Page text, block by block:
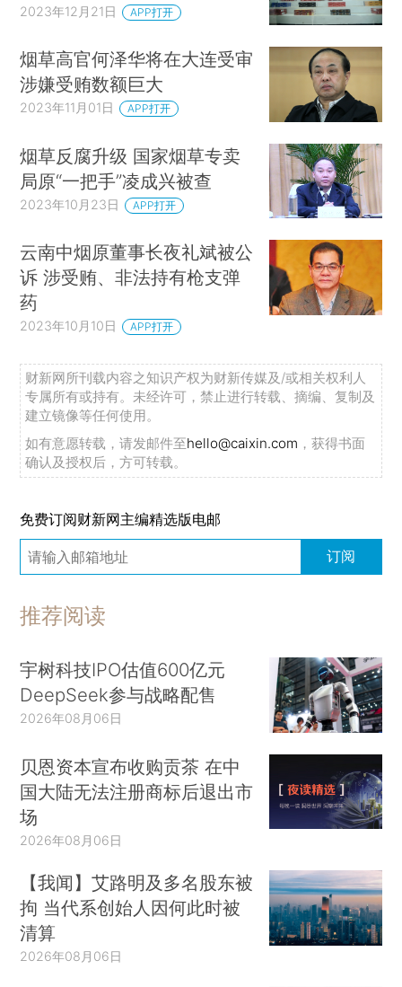
2023年12月21日 APP打开
烟草高官何泽华将在大连受审
涉嫌受贿数额巨大
2023年11月01日 APP打开
烟草反腐升级 国家烟草专卖
局原“一把手”凌成兴被查
2023年10月23日 APP打开
云南中烟原董事长夜礼斌被公
诉 涉受贿、非法持有枪支弹
药
2023年10月10日 APP打开
财新网所刊载内容之知识产权为财新传媒及/或相关权利人
专属所有或持有。未经许可，禁止进行转载、摘编、复制及
建立镜像等任何使用。
如有意愿转载，请发邮件至hello@caixin.com ，获得书面
确认及授权后，方可转载。
免费订阅财新网主编精选版电邮
订阅
推荐阅读
宇树科技IPO估值600亿元
DeepSeek参与战略配售
2026年08月06日
贝恩资本宣布收购贡茶 在中
国大陆无法注册商标后退出市
场
2026年08月06日
【我闻】艾路明及多名股东被
拘 当代系创始人因何此时被
清算
2026年08月06日